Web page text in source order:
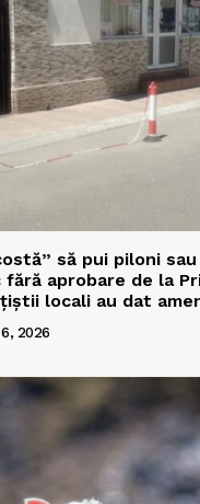
să pui piloni
aprobare de la
locali au dat
2026